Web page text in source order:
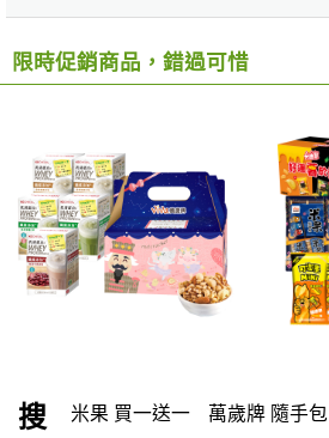
限時促銷商品，錯過可惜
搜 米果 買一送一 萬歲牌 隨手包